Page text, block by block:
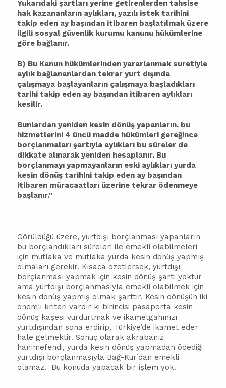
Yukarıdaki şartları yerine getirenlerden tahsise
hak kazananların aylıkları, yazılı istek tarihini
takip eden ay başından itibaren başlatılmak üzere
ilgili sosyal güvenlik kurumu kanunu hükümlerine
göre bağlanır.
B) Bu Kanun hükümlerinden yararlanmak suretiyle
aylık bağlananlardan tekrar yurt dışında
çalışmaya başlayanların çalışmaya başladıkları
tarihi takip eden ay başından itibaren aylıkları
kesilir.
Bunlardan yeniden kesin dönüş yapanların, bu
hizmetlerini 4 üncü madde hükümleri gereğince
borçlanmaları şartıyla aylıkları bu süreler de
dikkate alınarak yeniden hesaplanır. Bu
borçlanmayı yapmayanların eski aylıkları yurda
kesin dönüş tarihini takip eden ay başından
itibaren müracaatları üzerine tekrar ödenmeye
başlanır.”
Görüldüğü üzere, yurtdışı borçlanması yapanların
bu borçlandıkları süreleri ile emekli olabilmeleri
için mutlaka ve mutlaka yurda kesin dönüş yapmış
olmaları gerekir. Kısaca özetlersek, yurtdışı
borçlanması yapmak için kesin dönüş şartı yoktur
ama yurtdışı borçlanmasıyla emekli olabilmek için
kesin dönüş yapmış olmak şarttır. Kesin dönüşün iki
önemli kriteri vardır ki birincisi pasaporta kesin
dönüş kaşesi vurdurtmak ve ikametgahınızı
yurtdışından sona erdirip, Türkiye’de ikamet eder
hale gelmektir. Sonuç olarak akrabanız
hanımefendi, yurda kesin dönüş yapmadan ödediği
yurtdışı borçlanmasıyla Bağ-Kur’dan emekli
olamaz.
Bu konuda yapacak bir işlem yok.